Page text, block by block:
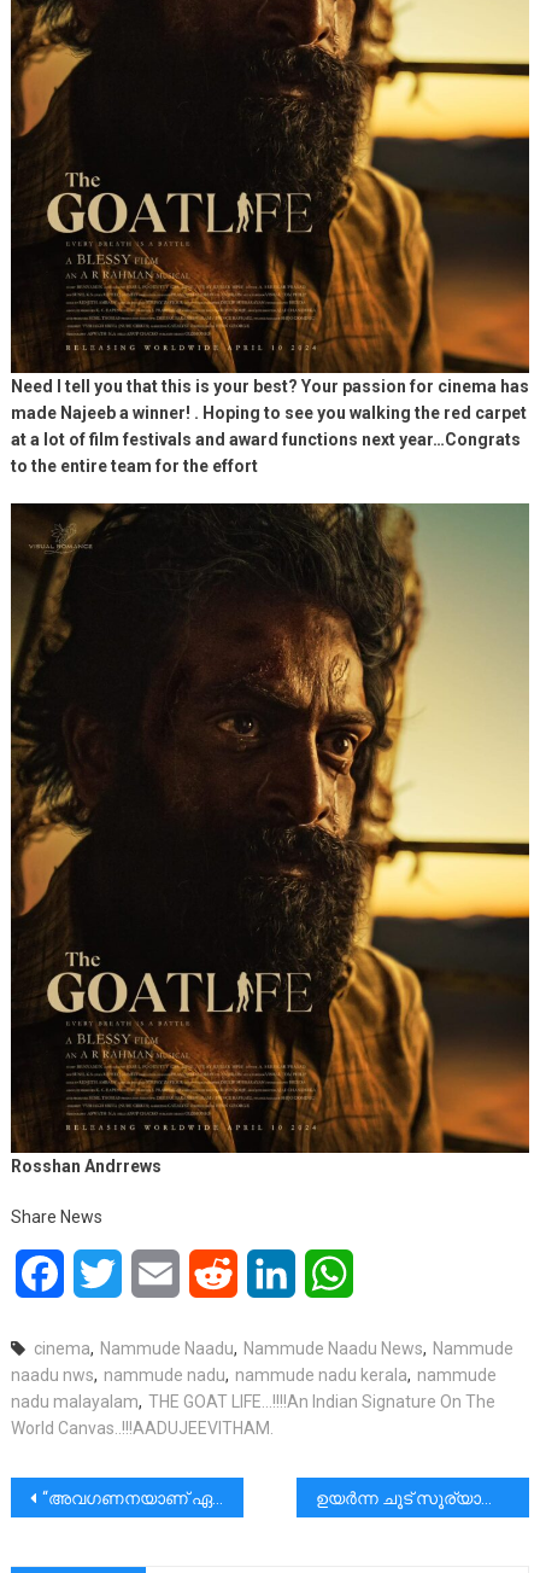
Need I tell you that this is your best? Your passion for cinema has
made Najeeb a winner! . Hoping to see you walking the red carpet
at a lot of film festivals and award functions next year…Congrats
to the entire team for the effort
Rosshan Andrrews
Share News
FacebookTwitter Email Reddit LinkedIn
cinema, Nammude Naadu, Nammude Naadu News, Nammude
naadu nws, nammude nadu, nammude nadu kerala, nammude
nadu malayalam, THE GOAT LIFE…!!!!An Indian Signature On The
World Canvas..!!!AADUJEEVITHAM.
പോസ്റ്റുകളിലൂടെ
“അവഗണനയാണ് ഏറ്റവും വലിയ മോട്ടിവേഷൻ “മിസ്റ്റർ. ബീൻ (റോവൻ അറ്റ്കിൻസൺ) ഉയർന്ന ചൂട് സൂര്യാഘാതം, സൂര്യാതപം, നിർജലീകരണം തുടങ്ങി നിരവധി ഗുരുതരമായ ആരോഗ്യപ്രശ്നങ്ങൾക്ക് കാരണമാകും. അതുകൊണ്ട് പൊതുജനങ്ങൾ താഴെ പറയുന്ന നിർദേശങ്ങൾ പാലിക്കേണ്ടതാണ്.